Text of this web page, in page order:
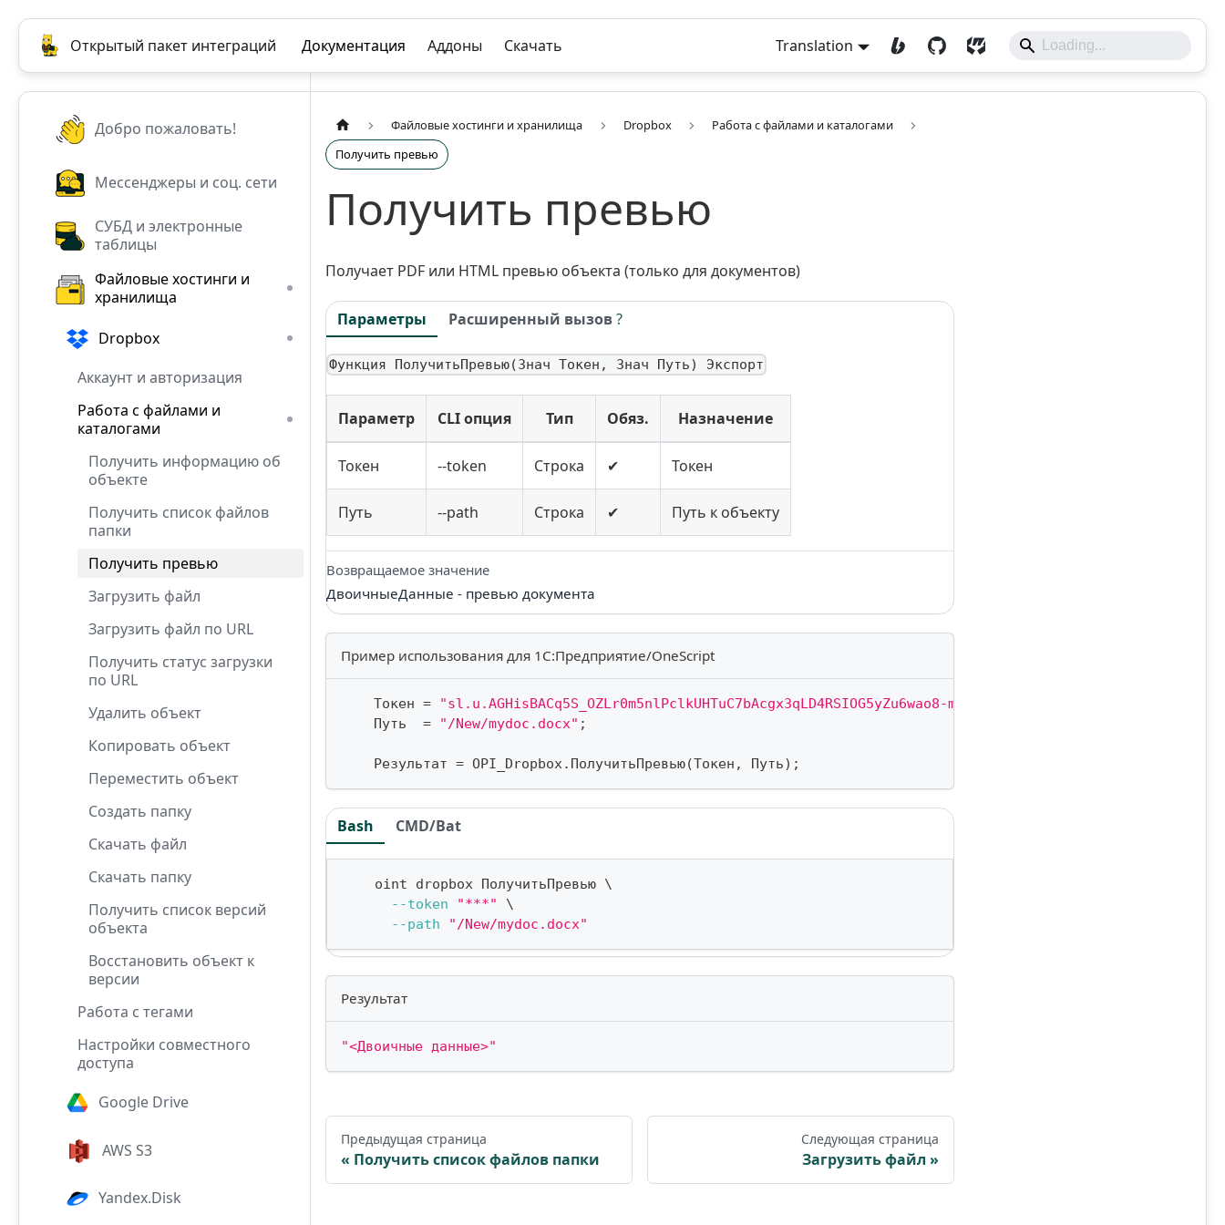
Открытый пакет интеграций Документация Аддоны Скачать Translation
Добро пожаловать!
Мессенджеры и соц. сети
СУБД и электронные
таблицы
Файловые хостинги и
хранилища
Dropbox
Аккаунт и авторизация
Работа с файлами и
каталогами
Получить информацию об
объекте
Получить список файлов
папки
Получить превью
Загрузить файл
Загрузить файл по URL
Получить статус загрузки
по URL
Удалить объект
Копировать объект
Переместить объект
Создать папку
Скачать файл
Скачать папку
Получить список версий
объекта
Восстановить объект к
версии
Работа с тегами
Настройки совместного
доступа
Google Drive
AWS S3
Yandex.Disk
Файловые хостинги и хранилища Dropbox
Работа с файлами и каталогами
Получить превью
Получить превью
Получает PDF или HTML превью объекта (только для документов)
Параметры Расширенный вызов?
Функция ПолучитьПревью(Знач Токен, Знач Путь) Экспорт
Параметр CLI опция Тип Обяз. Назначение
Токен --token Строка ✔ Токен
Путь --path Строка ✔ Путь к объекту
Возвращаемое значение
ДвоичныеДанные - превью документа
Пример использования для 1С:Предприятие/OneScript
    Токен
=
"sl.u.AGHisBACq5S_OZLr0m5nlPclkUHTuC7bAcgx3qLD4RSIOG5yZu6wao8-mXwEbhs-
    Путь
= "/New/mydoc.docx" ;
    Результат
= OPI_Dropbox. ПолучитьПревью(Токен , Путь) ;
Bash CMD/Bat
    oint dropbox ПолучитьПревью
\
--token
"***"
\
--path
"/New/mydoc.docx"
Результат
"<Двоичные данные>"
Предыдущая страница
Получить список файлов папки
Следующая страница
Загрузить файл